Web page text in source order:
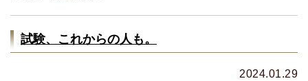
試験、これからの人も。
2024.01.29